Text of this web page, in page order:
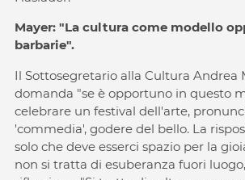
Mayer: "La cultura come modello
barbarie".
Il Sottosegretario alla Cultura Andrea
domanda "se è opportuno in questo
celebrare un festival dell'arte,
'commedia', godere del bello. La
solo che deve esserci spazio per la
non si tratta di esuberanza fuori